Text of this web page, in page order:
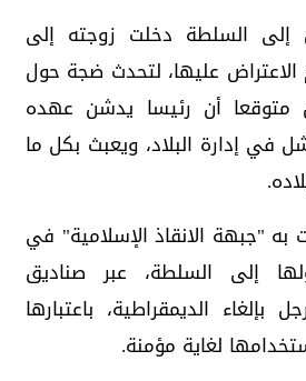
إلى السلطة دخلت زوجته إلى
الاعتراض عليها، لتحدث ضجة حول
متوقعا أن رئيسا يدشن عهده
في إدارة البلاد، ويعبث بكل ما
"جبهة الانقاذ الإسلامية" في
إلى السلطة، عبر صناديق
بإلغاء الديمقراطية، باعتبارها
لغاية مؤمنة.